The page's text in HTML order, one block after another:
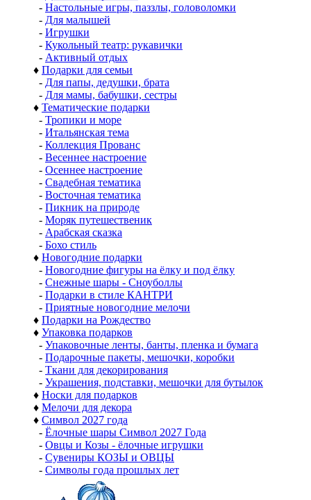
- Настольные игры, паззлы, головоломки
- Для малышей
- Игрушки
- Кукольный театр: рукавички
- Активный отдых
♦ Подарки для семьи
- Для папы, дедушки, брата
- Для мамы, бабушки, сестры
♦ Тематические подарки
- Тропики и море
- Итальянская тема
- Коллекция Прованс
- Весеннее настроение
- Осеннее настроение
- Свадебная тематика
- Восточная тематика
- Пикник на природе
- Моряк путешественик
- Арабская сказка
- Бохо стиль
♦ Новогодние подарки
- Новогодние фигуры на ёлку и под ёлку
- Снежные шары - Сноуболлы
- Подарки в стиле КАНТРИ
- Приятные новогодние мелочи
♦ Подарки на Рождество
♦ Упаковка подарков
- Упаковочные ленты, банты, пленка и бумага
- Подарочные пакеты, мешочки, коробки
- Ткани для декорирования
- Украшения, подставки, мешочки для бутылок
♦ Носки для подарков
♦ Мелочи для декора
♦ Символ 2027 года
- Ёлочные шары Символ 2027 Года
- Овцы и Козы - ёлочные игрушки
- Сувениры КОЗЫ и ОВЦЫ
- Символы года прошлых лет